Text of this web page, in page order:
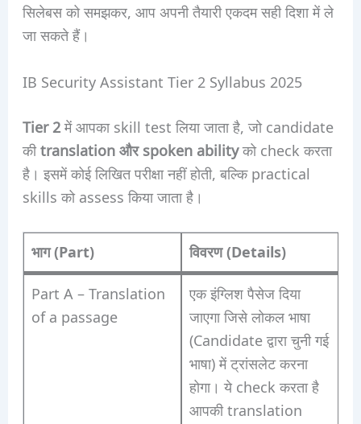
सिलेबस को समझकर, आप अपनी तैयारी एकदम सही दिशा में ले
जा सकते हैं।
IB Security Assistant Tier 2 Syllabus 2025
Tier 2में आपका skill test लिया जाता है, जो candidate
कीtranslation और spoken abilityको check करता
है। इसमें कोई लिखित परीक्षा नहीं होती, बल्कि practical
skills को assess किया जाता है।
भाग (Part) विवरण (Details)
Part A – Translation
of a passage
एक इंग्लिश पैसेज दिया
जाएगा जिसे लोकल भाषा
(Candidate द्वारा चुनी गई
भाषा) में ट्रांसलेट करना
होगा। ये check करता है
आपकी translation